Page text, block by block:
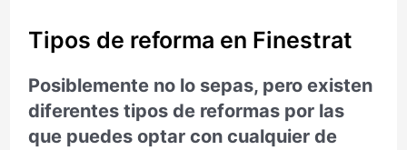
Tipos de reforma en Finestrat
Posiblemente no lo sepas, pero existen
diferentes tipos de reformas por las
que puedes optar con cualquier de